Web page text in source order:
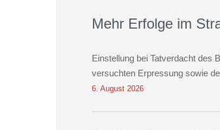
Mehr Erfolge im
Einstellung bei Tatverdacht des
versuchten Erpressung sowie
Datenveränderung
6. August 2026